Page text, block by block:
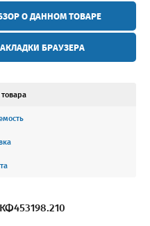
О ДАННОМ ТОВАРЕ
БРАУЗЕРА